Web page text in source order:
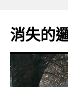
主
要
消失的